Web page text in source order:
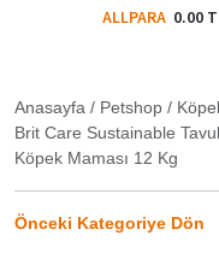
ALLPARA 0.00
Anasayfa / Petshop /
Brit Care Sustainable
Köpek Maması 12 Kg
Önceki Kategoriye Dön